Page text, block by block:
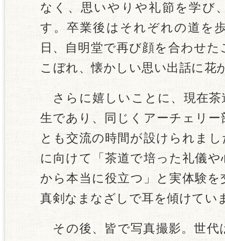
なく、思いやりや礼節を学び
す。卒業後はそれぞれの道を
日、自明堂で再び顔を合わせ
こぼれ、懐かしい思い出話に花
さらに嬉しいことに、現在茶
生であり、同じくアーチェリ
とも交流の時間が設けられま
に向けて「茶道で培った礼儀
から本当に役立つ」と実体験
真剣なまなざしで耳を傾けてい
その後、皆で写真撮影。世代